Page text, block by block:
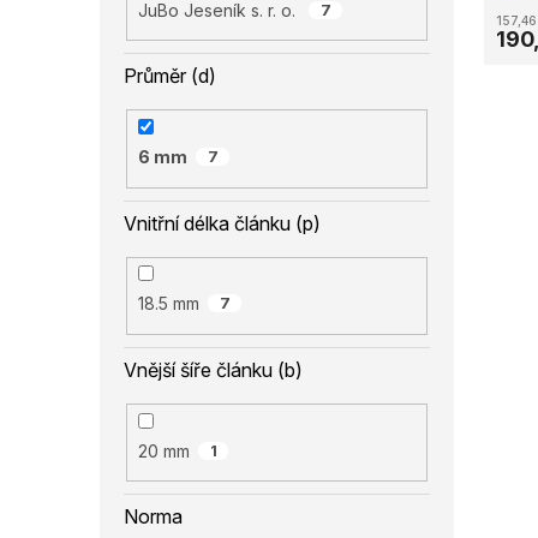
JuBo Jeseník s. r. o. 7
Průměr (d)
6 mm 7
Vnitřní délka článku (p)
18.5 mm 7
Vnější šíře článku (b)
20 mm 1
Norma